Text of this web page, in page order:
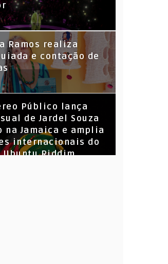
MC’s), DJ
Leandro Vitrola na
14
Ramos realiza
e contação de
Público lança
de Jardel Souza
na Jamaica e amplia
internacionais do
Riddim